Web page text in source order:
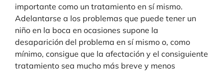
importante como un tratamiento en sí mismo.
Adelantarse a los problemas que puede tener un
niño en la boca en ocasiones supone la
desaparición del problema en sí mismo o, como
mínimo, consigue que la afectación y el consiguiente
tratamiento sea mucho más breve y menos